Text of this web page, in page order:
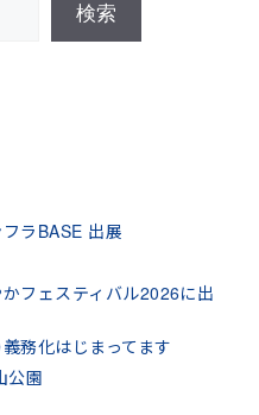
検索
ラBASE 出展
フェスティバル2026に出
務化はじまってます
公園